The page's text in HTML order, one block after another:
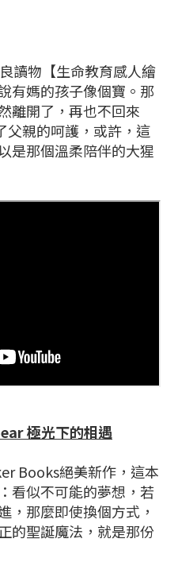
讀物【生命教育感人繪
有媽的孩子像個寶。那
離開了，再也不回來
父親的呵護，或許，這
是那個溫柔陪伴的大猩
極光下的相遇
Books絕美新作，這本
看似不可能的夢想，若
，那麼即使換個方式，
的聖誕魔法，就是那份